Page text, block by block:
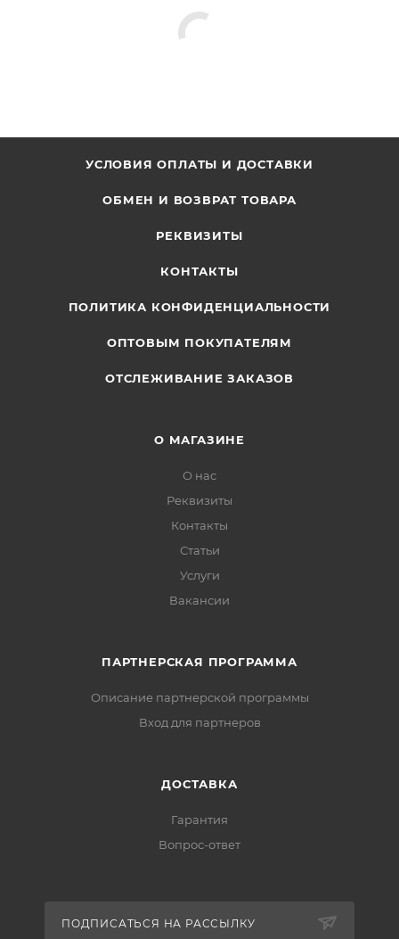
УСЛОВИЯ ОПЛАТЫ И ДОСТАВКИ
ОБМЕН И ВОЗВРАТ ТОВАРА
РЕКВИЗИТЫ
КОНТАКТЫ
ПОЛИТИКА КОНФИДЕНЦИАЛЬНОСТИ
ОПТОВЫМ ПОКУПАТЕЛЯМ
ОТСЛЕЖИВАНИЕ ЗАКАЗОВ
О МАГАЗИНЕ
О нас
Реквизиты
Контакты
Статьи
Услуги
Вакансии
ПАРТНЕРСКАЯ ПРОГРАММА
Описание партнерской программы
Вход для партнеров
ДОСТАВКА
Гарантия
Вопрос-ответ
ПОДПИСАТЬСЯ НА РАССЫЛКУ